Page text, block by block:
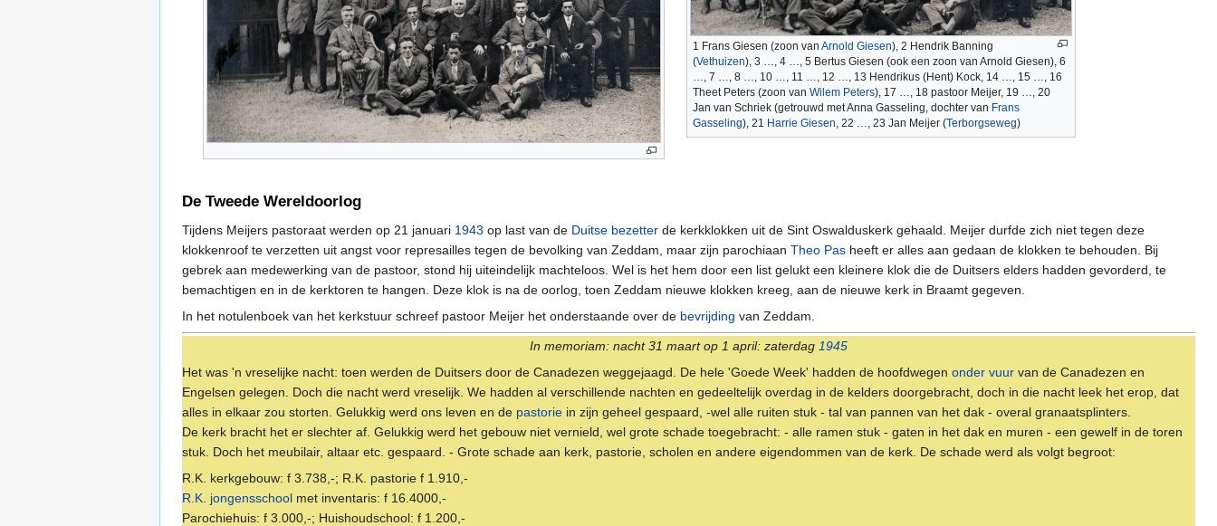
1 Frans Giesen (zoon van Arnold Giesen), 2 Hendrik Banning
(Vethuizen), 3 …, 4 …, 5 Bertus Giesen (ook een zoon van Arnold Giesen), 6
…, 7 …, 8 …, 10 …, 11 …, 12 …, 13 Hendrikus (Hent) Kock, 14 …, 15 …, 16
Theet Peters (zoon van Wilem Peters), 17 …, 18 pastoor Meijer, 19 …, 20
Jan van Schriek (getrouwd met Anna Gasseling, dochter van Frans
Gasseling), 21 Harrie Giesen , 22 …, 23 Jan Meijer (Terborgseweg)
De Tweede Wereldoorlog
Tijdens Meijers pastoraat werden op 21 januari 1943 op last van de Duitse bezetter de kerkklokken uit de Sint Oswalduskerk gehaald. Meijer durfde zich niet tegen deze
klokkenroof te verzetten uit angst voor represailles tegen de bevolking van Zeddam, maar zijn parochiaan Theo Pas heeft er alles aan gedaan de klokken te behouden. Bij
gebrek aan medewerking van de pastoor, stond hij uiteindelijk machteloos. Wel is het hem door een list gelukt een kleinere klok die de Duitsers elders hadden gevorderd, te
bemachtigen en in de kerktoren te hangen. Deze klok is na de oorlog, toen Zeddam nieuwe klokken kreeg, aan de nieuwe kerk in Braamt gegeven.
In het notulenboek van het kerkstuur schreef pastoor Meijer het onderstaande over de bevrijding van Zeddam.
In memoriam: nacht 31 maart op 1 april: zaterdag 1945
Het was 'n vreselijke nacht: toen werden de Duitsers door de Canadezen weggejaagd. De hele 'Goede Week' hadden de hoofdwegen onder vuur van de Canadezen en
Engelsen gelegen. Doch die nacht werd vreselijk. We hadden al verschillende nachten en gedeeltelijk overdag in de kelders doorgebracht, doch in die nacht leek het erop, dat
alles in elkaar zou storten. Gelukkig werd ons leven en de pastorie in zijn geheel gespaard, -wel alle ruiten stuk - tal van pannen van het dak - overal granaatsplinters.
De kerk bracht het er slechter af. Gelukkig werd het gebouw niet vernield, wel grote schade toegebracht: - alle ramen stuk - gaten in het dak en muren - een gewelf in de toren
stuk. Doch het meubilair, altaar etc. gespaard. - Grote schade aan kerk, pastorie, scholen en andere eigendommen van de kerk. De schade werd als volgt begroot:
R.K. kerkgebouw: f 3.738,-; R.K. pastorie f 1.910,-
R.K. jongensschool met inventaris: f 16.4000,-
Parochiehuis: f 3.000,-; Huishoudschool: f 1.200,-